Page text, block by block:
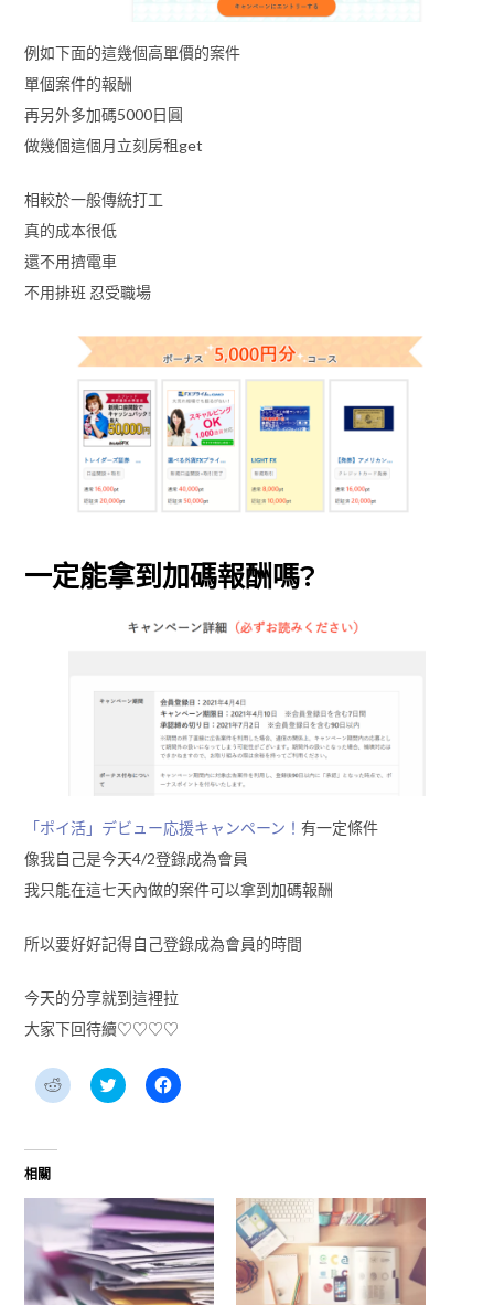
例如下面的這幾個高單價的案件
單個案件的報酬
再另外多加碼5000日圓
做幾個這個月立刻房租get
相較於一般傳統打工
真的成本很低
還不用擠電車
不用排班 忍受職場
一定能拿到加碼報酬嗎?
「ポイ活」デビュー応援キャンペーン！ 有一定條件
像我自己是今天4/2登錄成為會員
我只能在這七天內做的案件可以拿到加碼報酬
所以要好好記得自己登錄成為會員的時間
今天的分享就到這裡拉
大家下回待續♡♡♡♡
分
享
開
啟)
分
享
開
啟)
按
一
新
視
窗
中
開
啟)
相關